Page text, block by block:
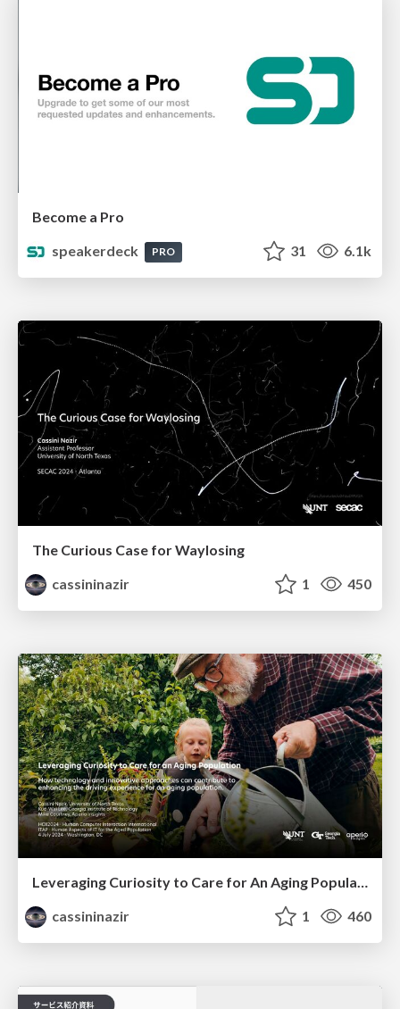
Become a Pro
speakerdeck
PRO 31 6.1k
The Curious Case for Waylosing
cassininazir
1 450
Leveraging Curiosity to Care for An Aging Population
cassininazir
1 460